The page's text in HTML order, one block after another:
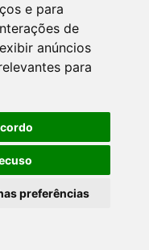
e para
de
anúncios
para
preferências